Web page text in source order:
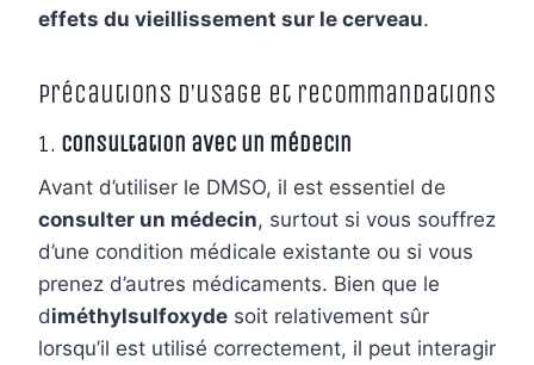
effets du vieillissement sur le cerveau.
Précautions d’usage et recommandations
1. Consultation avec un médecin
Avant d’utiliser le DMSO, il est essentiel de
consulter un médecin, surtout si vous souffrez
d’une condition médicale existante ou si vous
prenez d’autres médicaments. Bien que le
diméthylsulfoxyde soit relativement sûr
lorsqu’il est utilisé correctement, il peut interagir